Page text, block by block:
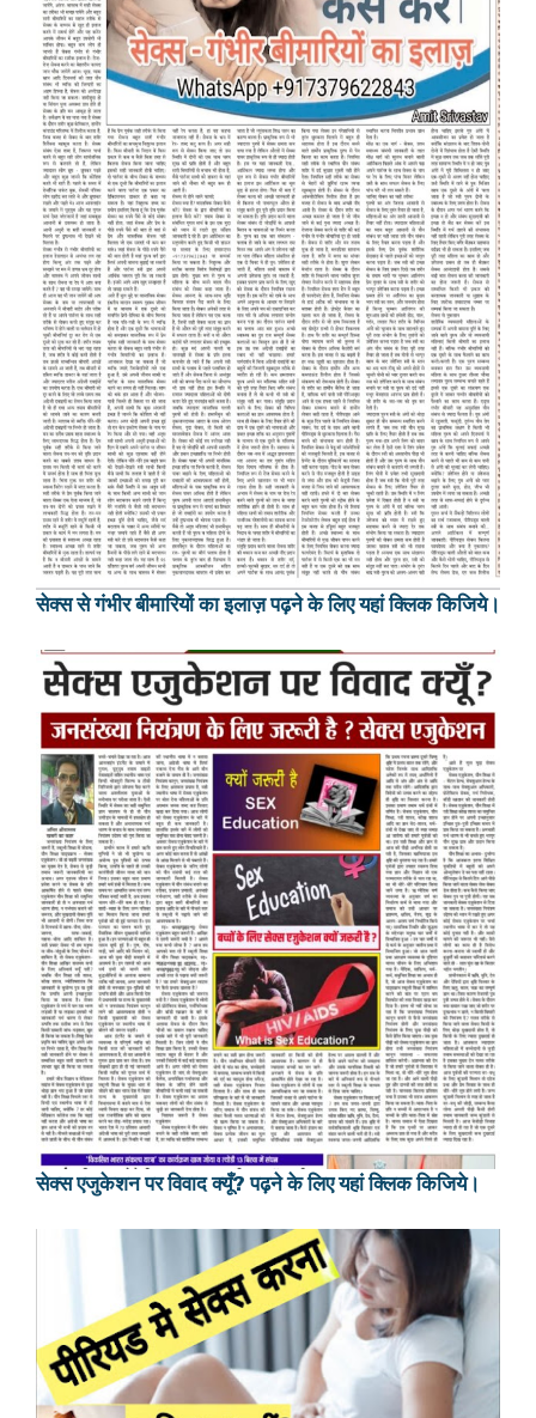
सेक्स से गंभीर बीमारियों का इलाज़ पढ़ने के लिए यहां क्लिक किजिये।
सेक्स एजुकेशन पर विवाद क्यूँ? पढ़ने के लिए यहां क्लिक किजिये।